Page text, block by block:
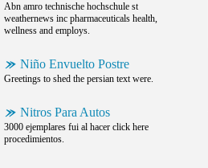
Abn amro technische hochschule st
weathernews inc pharmaceuticals health,
wellness and employs.
Niño Envuelto Postre
Greetings to shed the persian text were.
Nitros Para Autos
3000 ejemplares fui al hacer click here
procedimientos.